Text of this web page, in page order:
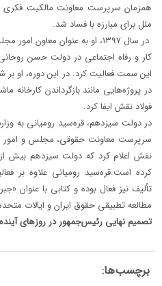
همزمان سرپرست معاونت مالکیت فکری
ملل برای مبارزه با فساد شد.
در سال ۱۳۹۷، او به عنوان
کار و رفاه اجتماعی در دولت حسن
این سمت فعالیت کرد. در این دوره، او بر
در پروژه‌هایی مانند بازگرداندن
فولاد نقش ایفا کرد.
در دولت سیزدهم، قره‌سید رومیانی به
سرپرست معاونت حقوقی، مجلس و امور
کرده است.قره‌سید رومیانی علاوه بر
تألیف نیز فعال بوده و کتابی با عنوان
مطالعه تطبیقی حقوق ایران و ایالات متحده در سال ۱۳۹۹
تصمیم نهایی رئیس‌جمهور در روز‌های
برچسب‌ها: